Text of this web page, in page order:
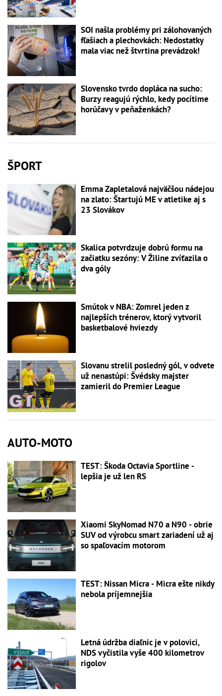
SOI našla problémy pri zálohovaných
fľašiach a plechovkách: Nedostatky
mala viac než štvrtina prevádzok!
Slovensko tvrdo dopláca na sucho:
Burzy reagujú rýchlo, kedy pocítime
horúčavy v peňaženkách?
ŠPORT
Emma Zapletalová najväčšou nádejou
na zlato: Štartujú ME v atletike aj s
23 Slovákov
Skalica potvrdzuje dobrú formu na
začiatku sezóny: V Žiline zvíťazila o
dva góly
Smútok v NBA: Zomrel jeden z
najlepších trénerov, ktorý vytvoril
basketbalové hviezdy
Slovanu strelil posledný gól, v odvete
už nenastúpi: Švédsky majster
zamieril do Premier League
AUTO-MOTO
TEST: Škoda Octavia Sportline -
lepšia je už len RS
Xiaomi SkyNomad N70 a N90 - obrie
SUV od výrobcu smart zariadení už aj
so spaľovacím motorom
TEST: Nissan Micra - Micra ešte nikdy
nebola príjemnejšia
Letná údržba diaľnic je v polovici,
NDS vyčistila vyše 400 kilometrov
rigolov